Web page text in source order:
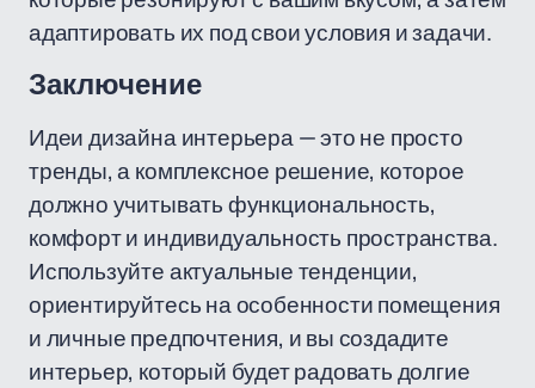
адаптировать их под свои условия и задачи.
Заключение
Идеи дизайна интерьера — это не просто
тренды, а комплексное решение, которое
должно учитывать функциональность,
комфорт и индивидуальность пространства.
Используйте актуальные тенденции,
ориентируйтесь на особенности помещения
и личные предпочтения, и вы создадите
интерьер, который будет радовать долгие